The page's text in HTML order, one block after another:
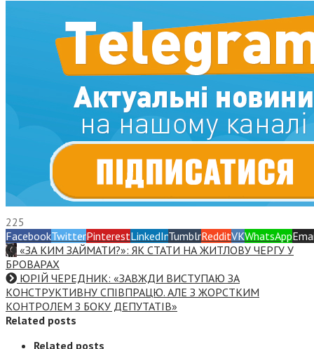
225
FacebookTwitterPinterestLinkedInTumblrRedditVKWhatsApp
«ЗА КИМ ЗАЙМАТИ?»: ЯК СТАТИ НА ЖИТЛОВУ ЧЕРГУ У
БРОВАРАХ
ЮРІЙ ЧЕРЕДНИК: «ЗАВЖДИ ВИСТУПАЮ ЗА
КОНСТРУКТИВНУ СПІВПРАЦЮ. АЛЕ З ЖОРСТКИМ
КОНТРОЛЕМ З БОКУ ДЕПУТАТІВ»
Related posts
Related posts